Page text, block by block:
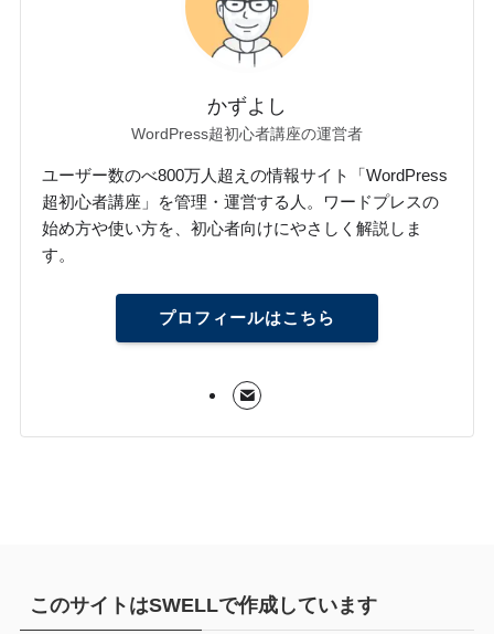
かずよし
WordPress超初心者講座の運営者
ユーザー数のべ800万人超えの情報サイト「WordPress
超初心者講座」を管理・運営する人。ワードプレスの
始め方や使い方を、初心者向けにやさしく解説しま
す。
プロフィールはこちら
このサイトはSWELLで作成しています